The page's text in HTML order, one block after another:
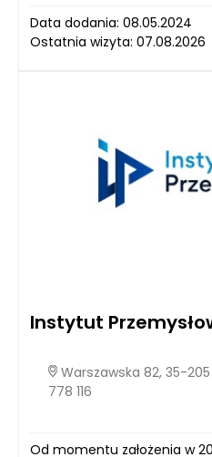
Data dodania: 08.05.2024
Ostatnia wizyta: 07.08.2026
Instytut
Warszawska 82, 35-205
778 116
Od momentu założenia w